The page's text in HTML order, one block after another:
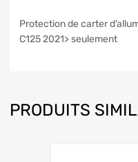
Protection de carter
C125 2021> seulement
PRODUITS